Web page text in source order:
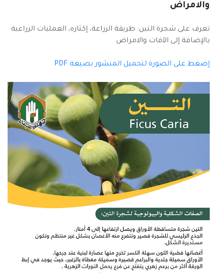
والامراض
تعرف على شجرة التين: طريقة الزراعة، إكثاره، العمليات الزراعية
بالإضافة إلى الآفات والامراض
إضغط على الصورة لتحميل المنشور بصيغة PDF